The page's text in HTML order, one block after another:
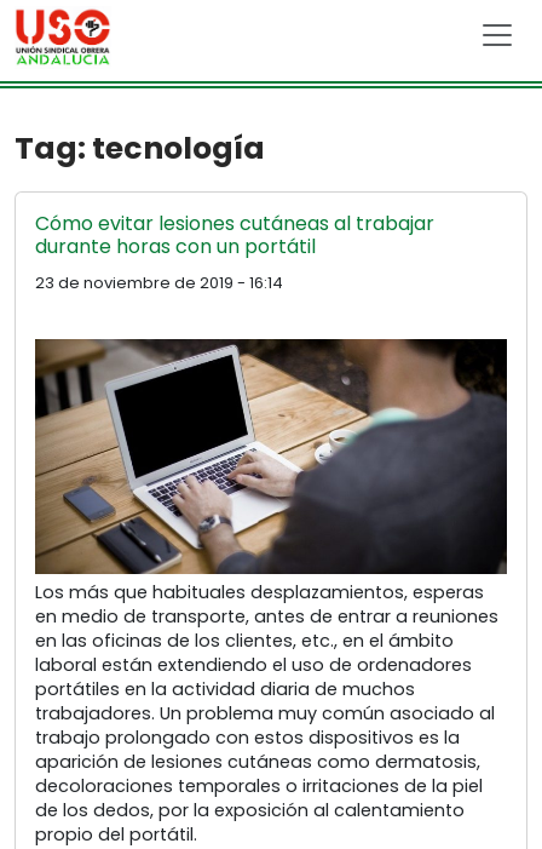
Skip to main content
Tag: tecnología
Cómo evitar lesiones cutáneas al trabajar
durante horas con un portátil
23 de noviembre de 2019 - 16:14
Los más que habituales desplazamientos, esperas
en medio de transporte, antes de entrar a reuniones
en las oficinas de los clientes, etc., en el ámbito
laboral están extendiendo el uso de ordenadores
portátiles en la actividad diaria de muchos
trabajadores. Un problema muy común asociado al
trabajo prolongado con estos dispositivos es la
aparición de lesiones cutáneas como dermatosis,
decoloraciones temporales o irritaciones de la piel
de los dedos, por la exposición al calentamiento
propio del portátil.